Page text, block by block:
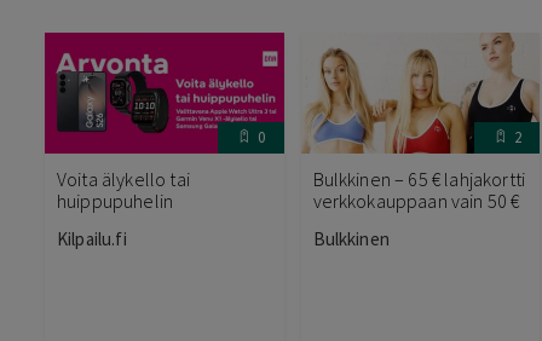
0
Voita älykello tai
huippupuhelin
Kilpailu.fi
2
Bulkkinen – 65 € lahjakortti
verkkokauppaan vain 50 €
Bulkkinen